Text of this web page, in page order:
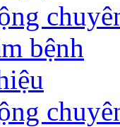
bệnh